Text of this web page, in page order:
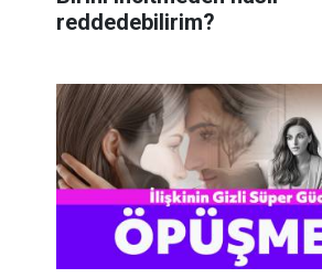
reddedebilirim?